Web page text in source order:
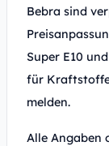
Bebra sind
Super E10
für Kraftstoffe
melden.
Alle Angaben